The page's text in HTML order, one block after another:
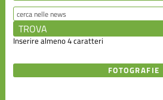
Inserire almeno 4 caratteri
FOTOGRAFIE